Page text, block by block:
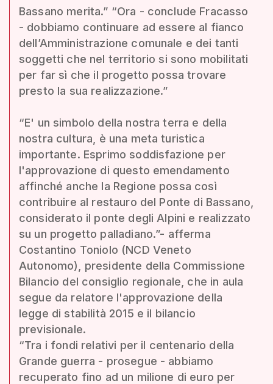
Bassano merita.” “Ora - conclude Fracasso
- dobbiamo continuare ad essere al fianco
dell’Amministrazione comunale e dei tanti
soggetti che nel territorio si sono mobilitati
per far sì che il progetto possa trovare
presto la sua realizzazione.”
“E' un simbolo della nostra terra e della
nostra cultura, è una meta turistica
importante. Esprimo soddisfazione per
l'approvazione di questo emendamento
affinché anche la Regione possa così
contribuire al restauro del Ponte di Bassano,
considerato il ponte degli Alpini e realizzato
su un progetto palladiano.”- afferma
Costantino Toniolo (NCD Veneto
Autonomo), presidente della Commissione
Bilancio del consiglio regionale, che in aula
segue da relatore l'approvazione della
legge di stabilità 2015 e il bilancio
previsionale.
“Tra i fondi relativi per il centenario della
Grande guerra - prosegue - abbiamo
recuperato fino ad un milione di euro per